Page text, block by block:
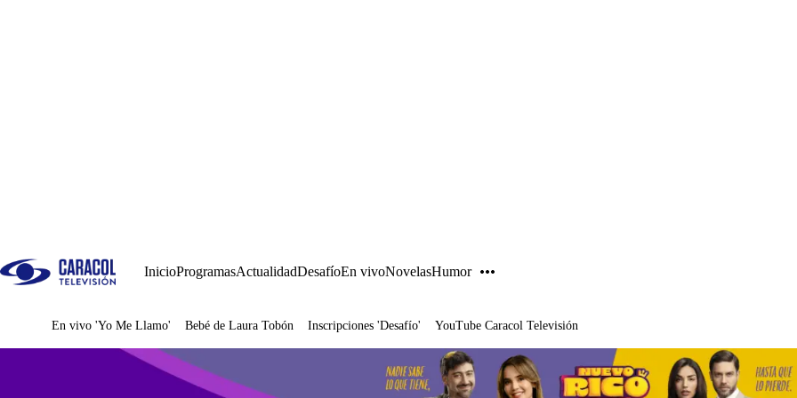
InicioProgramasActualidadDesafíoEn vivoNovelasHumor
Juegos
En vivo 'Yo Me Llamo' Bebé de Laura Tobón Inscripciones 'Desafío' YouTube Caracol Televisión